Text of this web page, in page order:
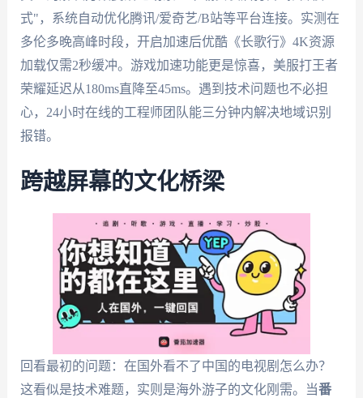
式"，系统自动优化腾讯/爱奇艺/B站等平台连接。实测在
多伦多晚高峰时段，开启加速后优酷《长歌行》4K资源
加载仅需2秒缓冲。游戏加速功能更是惊喜，美服打王者
荣耀延迟从180ms直降至45ms。遇到技术问题也不必担
心，24小时在线的工程师团队能三分钟内解决地域识别
报错。
跨越屏幕的文化桥梁
回看最初的问题：在国外看不了中国的电视剧怎么办？
这看似是技术难题，实则是海外游子的文化刚需。当番